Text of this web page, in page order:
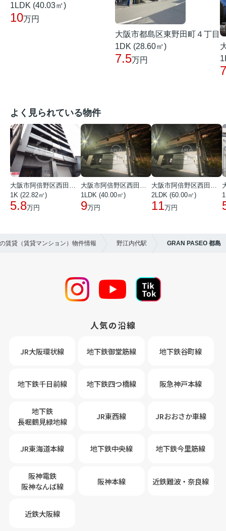
1LDK (40.03㎡)
10万円
大阪市都島区東野田町４丁目
1DK (28.60㎡)
7.5万円
よく見られている物件
大阪市阿倍野区西田辺町１丁目
1K (22.82㎡)
5.8万円
大阪市阿倍野区西田辺町１丁目
1LDK (40.00㎡)
9万円
大阪市阿倍野区西田辺町１丁目
2LDK (60.00㎡)
11万円
賃貸（賃貸マンション）物件情報 野江内代駅 GRAN PASEO 都島
人気の沿線
JR大阪環状線 地下鉄御堂筋線 地下鉄谷町線
地下鉄千日前線 地下鉄四つ橋線 阪急神戸本線
地下鉄
長堀鶴見緑地線
JR東西線 JRおおさか車線
JR東海道本線 地下鉄中央線 地下鉄今里筋線
阪神電鉄
阪神なんば線
阪神本線 近鉄難波・奈良線
近鉄大阪線